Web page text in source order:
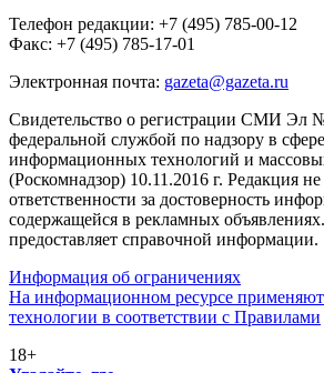
Телефон редакции: +7 (495) 785-00-12
Факс: +7 (495) 785-17-01
Электронная почта: gazeta@gazeta.ru
Свидетельство о регистрации СМИ Эл
федеральной службой по надзору в
информационных технологий и
(Роскомнадзор) 10.11.2016 г. Редакция не
ответственности за достоверность
содержащейся в рекламных
предоставляет справочной информации.
Информация об ограничениях
На информационном ресурсе
технологии в соответствии с Правилами
18+